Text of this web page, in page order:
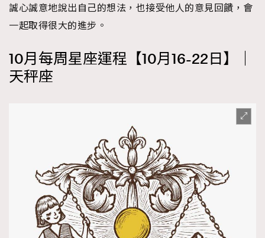
FigaroAesthetic
誠心誠意地說出自己的想法，也接受他人的意見回饋，會
一起取得很大的進步。
10月每周星座運程【10月16-22日】｜
天秤座